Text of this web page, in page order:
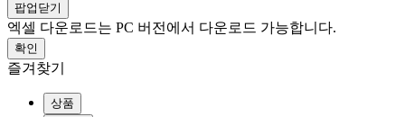
팝업닫기
엑셀 다운로드는 PC 버전에서 다운로드 가능합니다.
확인
즐겨찾기
상품